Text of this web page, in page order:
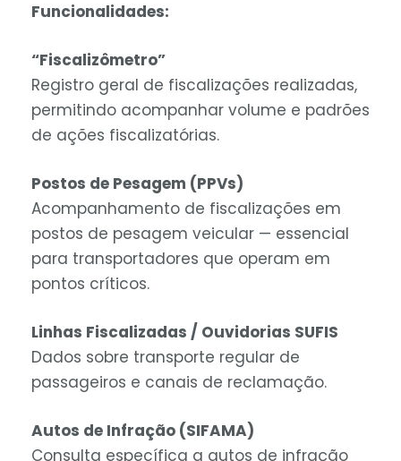
Funcionalidades:
“Fiscalizômetro”
Registro geral de fiscalizações realizadas,
permitindo acompanhar volume e padrões
de ações fiscalizatórias.
Postos de Pesagem (PPVs)
Acompanhamento de fiscalizações em
postos de pesagem veicular — essencial
para transportadores que operam em
pontos críticos.
Linhas Fiscalizadas / Ouvidorias SUFIS
Dados sobre transporte regular de
passageiros e canais de reclamação.
Autos de Infração (SIFAMA)
Consulta específica a autos de infração